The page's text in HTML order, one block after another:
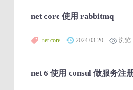
net core 使用 rabbitmq
.net core 2024-03-20 浏览
net 6 使用 consul 做服务注